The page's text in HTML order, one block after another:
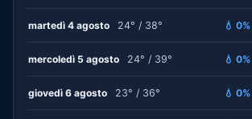
martedì 4 agosto 24° / 38° 💧 0%
mercoledì 5 agosto 24° / 39° 💧 0%
giovedì 6 agosto 23° / 36° 💧 0%